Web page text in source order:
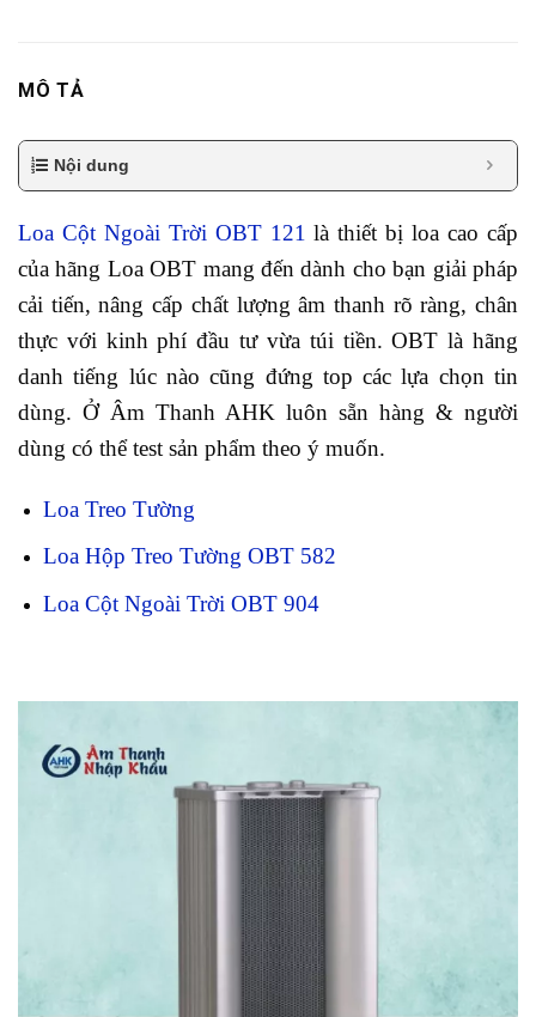
MÔ TẢ
Nội dung
Loa Cột Ngoài Trời OBT 121 là thiết bị loa cao cấp
của hãng Loa OBT mang đến dành cho bạn giải pháp
cải tiến, nâng cấp chất lượng âm thanh rõ ràng, chân
thực với kinh phí đầu tư vừa túi tiền. OBT là hãng
danh tiếng lúc nào cũng đứng top các lựa chọn tin
dùng. Ở Âm Thanh AHK luôn sẵn hàng & người
dùng có thể test sản phẩm theo ý muốn.
Loa Treo Tường
Loa Hộp Treo Tường OBT 582
Loa Cột Ngoài Trời OBT 904